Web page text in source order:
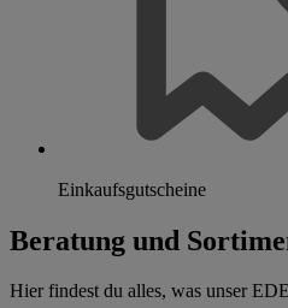
Einkaufsgutscheine
Beratung und
Hier findest du alles, was unser